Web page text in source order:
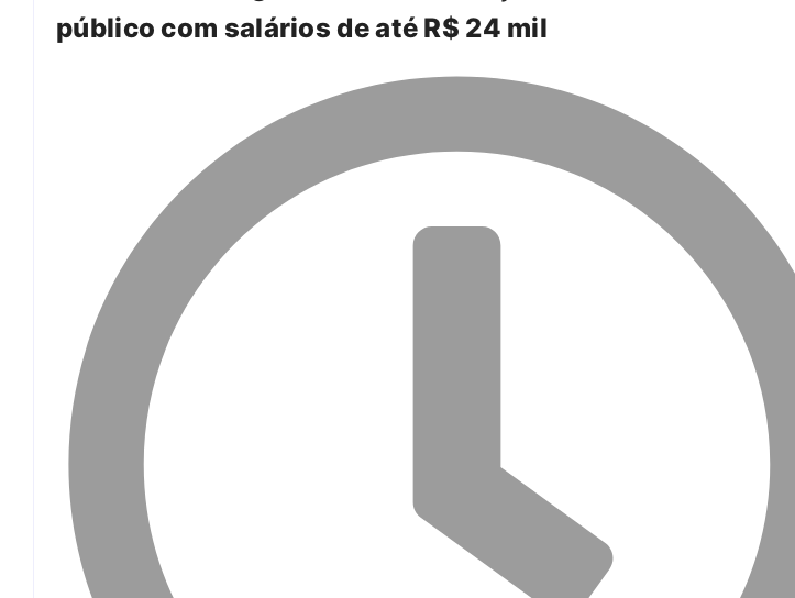
público com salários de até R$ 24 mil